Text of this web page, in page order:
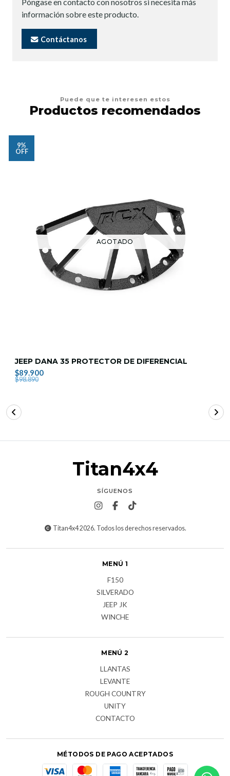
información sobre este producto.
Contáctanos
Puede que te interesen estos
Productos recomendados
9%
OFF
AGOTADO
JEEP DANA 35 PROTECTOR DE DIFERENCIAL
$89.900
$98.890
Titan4x4
SÍGUENOS
Titan4x4 2026. Todos los derechos reservados.
MENÚ 1
F150
SILVERADO
JEEP JK
WINCHE
MENÚ 2
LLANTAS
LEVANTE
ROUGH COUNTRY
UNITY
CONTACTO
MÉTODOS DE PAGO ACEPTADOS